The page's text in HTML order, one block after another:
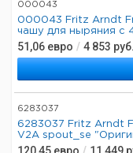
000043
000043 Fritz Arndt
чашу для ныряния с
51,06 евро / 4 853 руб.
6283037
6283037 Fritz Arndt
V2A spout_se